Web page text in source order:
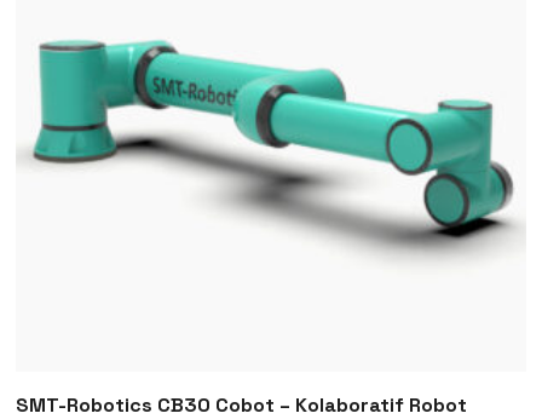
SMT-Robotics CB30 Cobot – Kolaboratif Robot